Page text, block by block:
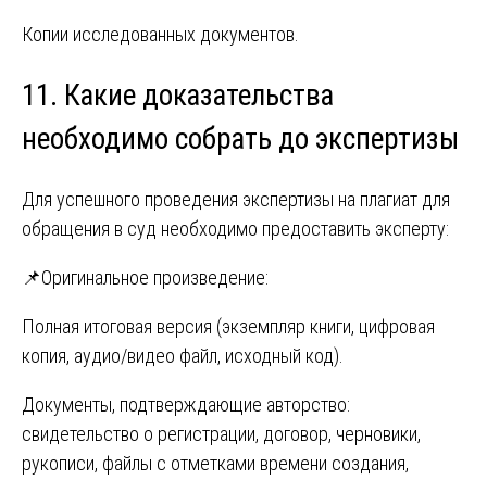
Копии исследованных документов.
11. Какие доказательства
необходимо собрать до экспертизы
Для успешного проведения экспертизы на плагиат для
обращения в суд необходимо предоставить эксперту:
📌Оригинальное произведение:
Полная итоговая версия (экземпляр книги, цифровая
копия, аудио/видео файл, исходный код).
Документы, подтверждающие авторство:
свидетельство о регистрации, договор, черновики,
рукописи, файлы с отметками времени создания,